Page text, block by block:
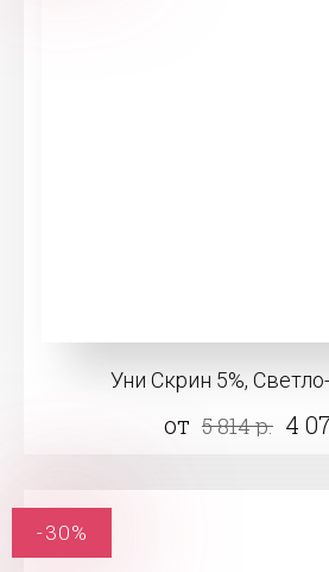
Уни Скрин 5%,
от 5 814 р. 4
-30%